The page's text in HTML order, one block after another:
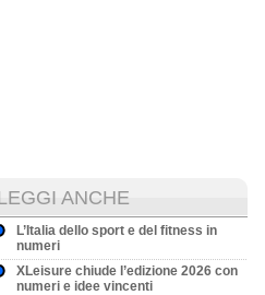
ANCHE
L’Italia dello sport e del fitness in
numeri
XLeisure chiude l’edizione 2026 con
numeri e idee vincenti